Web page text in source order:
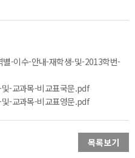
-이수-안내-재학생-및-2013학번-
-교과목-비교표국문.pdf
-교과목-비교표영문.pdf
목록보기